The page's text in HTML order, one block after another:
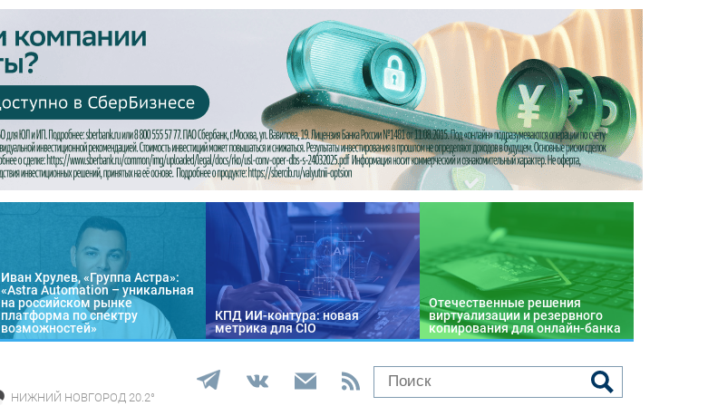
Иван Хрулев, «Группа Астра»:
«Astra Automation – уникальная
на российском рынке
платформа по спектру
возможностей»
КПД ИИ-контура: новая
метрика для CIO
Отечественные решения
виртуализации и резервного
копирования для онлайн-банка
НИЖНИЙ НОВГОРОД 20.2°